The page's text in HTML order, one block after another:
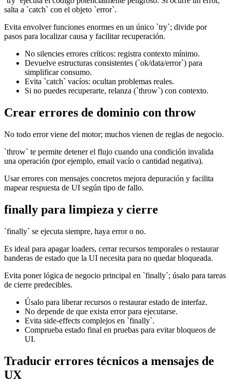
salta a `catch` con el objeto `error`.
Evita envolver funciones enormes en un único `try`; divide por
pasos para localizar causa y facilitar recuperación.
No silencies errores críticos: registra contexto mínimo.
Devuelve estructuras consistentes (`ok/data/error`) para
simplificar consumo.
Evita `catch` vacíos: ocultan problemas reales.
Si no puedes recuperarte, relanza (`throw`) con contexto.
Crear errores de dominio con throw
No todo error viene del motor; muchos vienen de reglas de negocio.
`throw` te permite detener el flujo cuando una condición invalida
una operación (por ejemplo, email vacío o cantidad negativa).
Usar errores con mensajes concretos mejora depuración y facilita
mapear respuesta de UI según tipo de fallo.
finally para limpieza y cierre
`finally` se ejecuta siempre, haya error o no.
Es ideal para apagar loaders, cerrar recursos temporales o restaurar
banderas de estado que la UI necesita para no quedar bloqueada.
Evita poner lógica de negocio principal en `finally`; úsalo para tareas
de cierre predecibles.
Úsalo para liberar recursos o restaurar estado de interfaz.
No depende de que exista error para ejecutarse.
Evita side-effects complejos en `finally`.
Comprueba estado final en pruebas para evitar bloqueos de
UI.
Traducir errores técnicos a mensajes de
UX